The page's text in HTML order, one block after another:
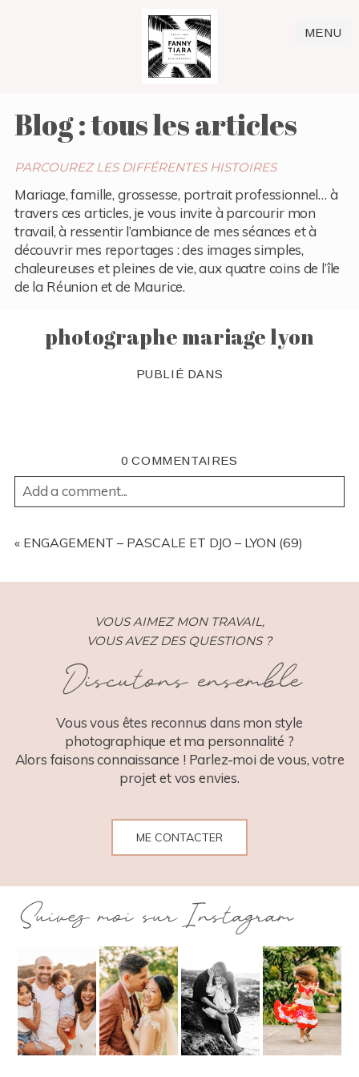
MENU
Blog : tous les articles
PARCOUREZ LES DIFFÉRENTES HISTOIRES
Mariage, famille, grossesse, portrait professionnel… à
travers ces articles, je vous invite à parcourir mon
travail, à ressentir l’ambiance de mes séances et à
découvrir mes reportages : des images simples,
chaleureuses et pleines de vie, aux quatre coins de l’île
de la Réunion et de Maurice.
photographe mariage lyon
PUBLIÉ DANS
0 COMMENTAIRES
Add a comment...
REQUIRED FIELDS ARE MARKED *
« ENGAGEMENT – PASCALE ET DJO – LYON (69)
VOUS AIMEZ MON TRAVAIL,
VOUS AVEZ DES QUESTIONS ?
Discutons ensemble
Vous vous êtes reconnus dans mon style
photographique et ma personnalité ?
Alors faisons connaissance ! Parlez-moi de vous, votre
projet et vos envies.
ME CONTACTER
Suivez moi sur Instagram